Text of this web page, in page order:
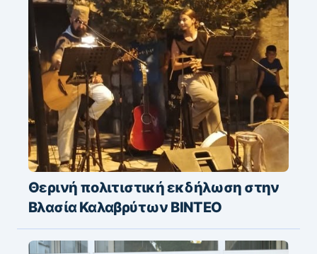
Θερινή πολιτιστική εκδήλωση στην
Βλασία Καλαβρύτων ΒΙΝΤΕΟ